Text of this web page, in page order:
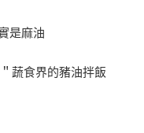
是麻油
蔬食界的豬油拌飯